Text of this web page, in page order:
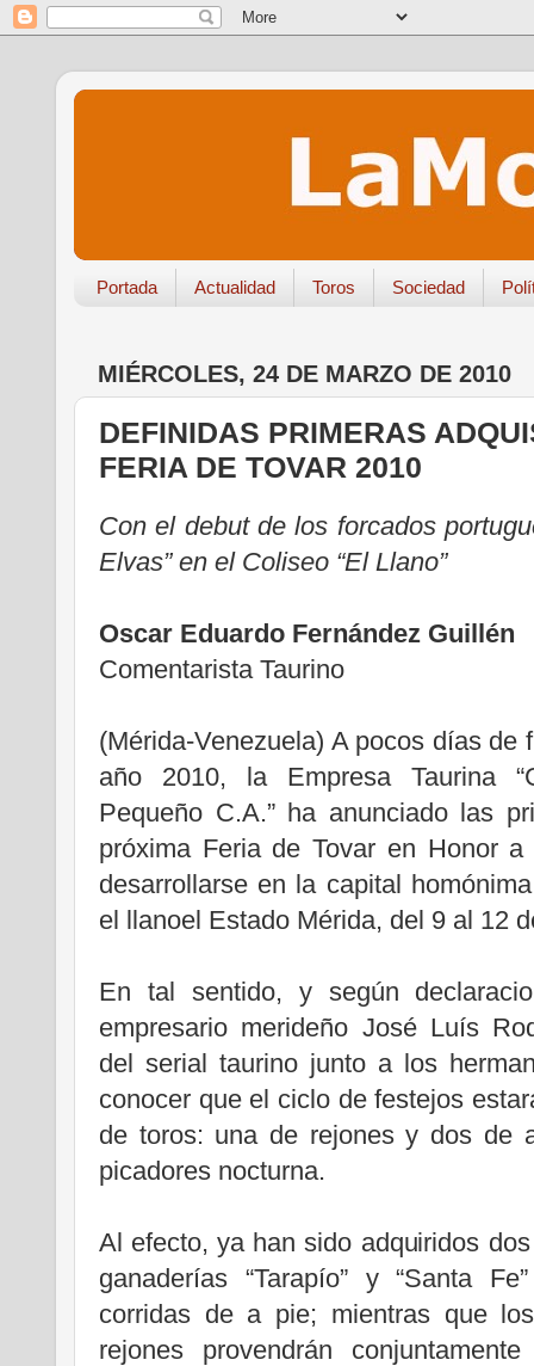
Portada Actualidad Toros Sociedad
MIÉRCOLES, 24 DE MARZO DE 2010
DEFINIDAS PRIMERAS
FERIA DE TOVAR 2010
Con el debut de los forcados
Elvas” en el Coliseo “El Llano”
Oscar Eduardo Fernández Guillén
Comentarista Taurino
(Mérida-Venezuela) A pocos días de
año 2010, la Empresa Taurina
Pequeño C.A.” ha anunciado las
próxima Feria de Tovar en Honor
desarrollarse en la capital
el llanoel Estado Mérida, del 9 al 12
En tal sentido, y según
empresario merideño José Luís
del serial taurino junto a los
conocer que el ciclo de festejos
de toros: una de rejones y dos de
picadores nocturna.
Al efecto, ya han sido adquiridos
ganaderías “Tarapío” y “Santa
corridas de a pie; mientras que
rejones provendrán